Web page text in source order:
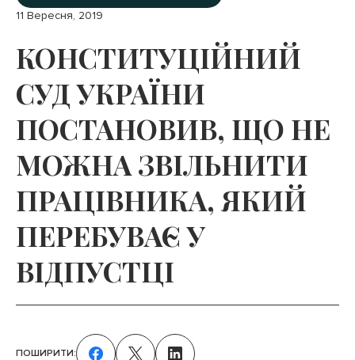
11 Вересня, 2019
КОНСТИТУЦІЙНИЙ
СУД УКРАЇНИ
ПОСТАНОВИВ, ЩО НЕ
МОЖНА ЗВІЛЬНИТИ
ПРАЦІВНИКА, ЯКИЙ
ПЕРЕБУВАЄ У
ВІДПУСТЦІ
ПОШИРИТИ: